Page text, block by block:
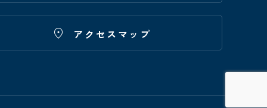
 アクセスマップ